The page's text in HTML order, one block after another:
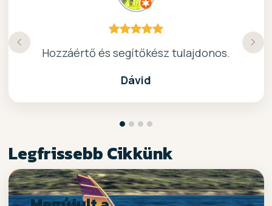
Hozzáértő és segítőkész tulajdonos.
Dávid
kiváló surf-ös bolt .. ajánlom!
Nagyon kedves elado, jo kis bolt :)
Köszönöm a gyors, barátságos kiszolgálast.
Legfrissebb Cikkünk